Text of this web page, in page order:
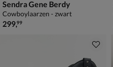
Sendra Gene Berdy
Cowboylaarzen - zwart
€ 299,99
299,99